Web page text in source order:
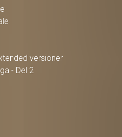
versioner
- Del 2